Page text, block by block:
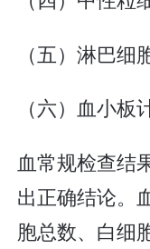
（五）淋巴细
（六）血小板
血常规检查结
出正确结论。
胞总数、白细